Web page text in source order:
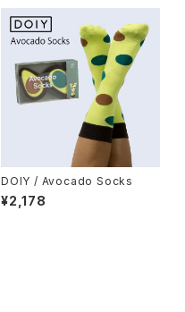
DOIY / Avocado Socks
¥2,178